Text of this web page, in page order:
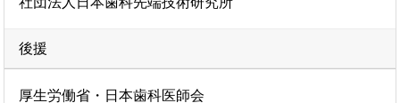
後援
厚生労働省・日本歯科医師会